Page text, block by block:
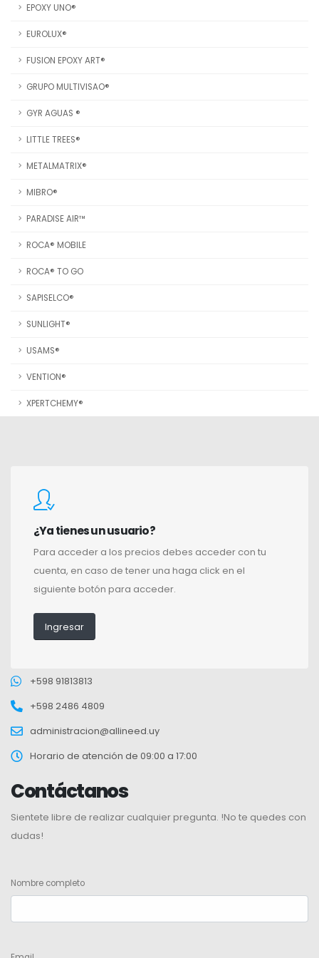
EPOXY UNO®
EUROLUX®
FUSION EPOXY ART®
GRUPO MULTIVISAO®
GYR AGUAS ®
LITTLE TREES®
METALMATRIX®
MIBRO®
PARADISE AIR™
ROCA® MOBILE
ROCA® TO GO
SAPISELCO®
SUNLIGHT®
USAMS®
VENTION®
XPERTCHEMY®
¿Ya tienes un usuario?
Para acceder a los precios debes acceder con tu
cuenta, en caso de tener una haga click en el
siguiente botón para acceder.
Ingresar
+598 91813813
+598 2486 4809
administracion@allineed.uy
Horario de atención de 09:00 a 17:00
Contáctanos
Sientete libre de realizar cualquier pregunta. !No te quedes con
dudas!
Nombre completo